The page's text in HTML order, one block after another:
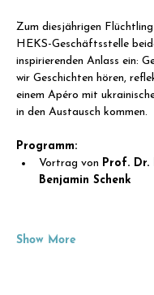
Zum diesjährigen
HEKS-Geschäftsstelle
inspirierenden Anlass ein:
wir Geschichten hören,
einem Apéro mit
in den Austausch kommen.
Programm:
Vortrag von Prof. Dr.
Benjamin Schenk
Show More